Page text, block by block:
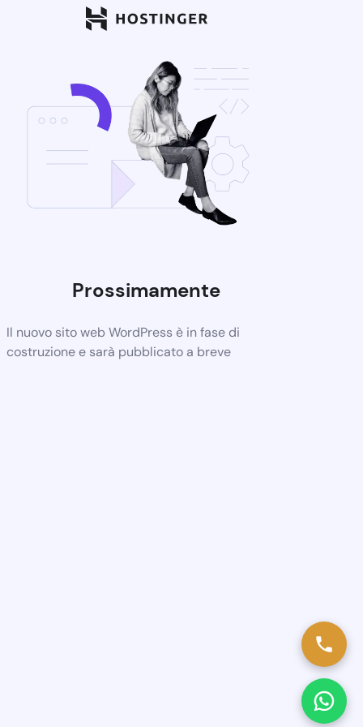
Prossimamente
Il nuovo sito web WordPress è in fase di
costruzione e sarà pubblicato a breve